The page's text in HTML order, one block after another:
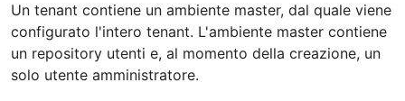
Un tenant contiene un ambiente master, dal quale viene
configurato l'intero tenant. L'ambiente master contiene
un repository utenti e, al momento della creazione, un
solo utente amministratore.